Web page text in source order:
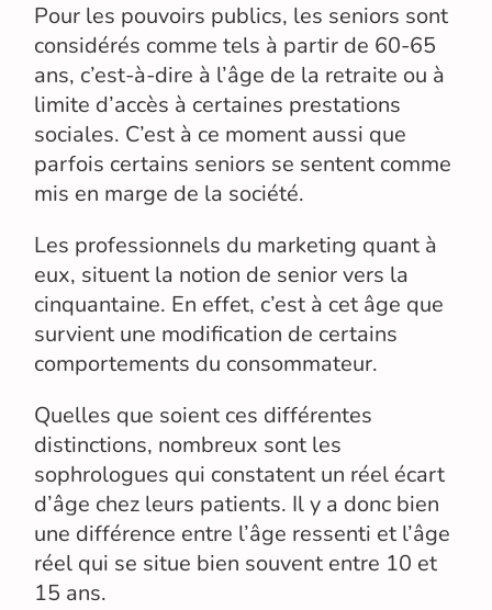
Pour les pouvoirs publics, les seniors sont
considérés comme tels à partir de 60-65
ans, c’est-à-dire à l’âge de la retraite ou à
limite d’accès à certaines prestations
sociales. C’est à ce moment aussi que
parfois certains seniors se sentent comme
mis en marge de la société.
Les professionnels du marketing quant à
eux, situent la notion de senior vers la
cinquantaine. En effet, c’est à cet âge que
survient une modification de certains
comportements du consommateur.
Quelles que soient ces différentes
distinctions, nombreux sont les
sophrologues qui constatent un réel écart
d’âge chez leurs patients. Il y a donc bien
une différence entre l’âge ressenti et l’âge
réel qui se situe bien souvent entre 10 et
15 ans.